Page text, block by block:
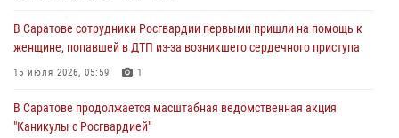
В Саратове продолжается масштабная ведомственная акция
"Каникулы с Росгвардией"
В Саратовской области при содействии спецназа Росгвардии
В Саратове сотрудники Росгвардии первыми пришли на помощь к
женщине, попавшей в ДТП из-за возникшего сердечного приступа
15 июля 2026, 05:59 1
В Саратове продолжается масштабная ведомственная акция
"Каникулы с Росгвардией"